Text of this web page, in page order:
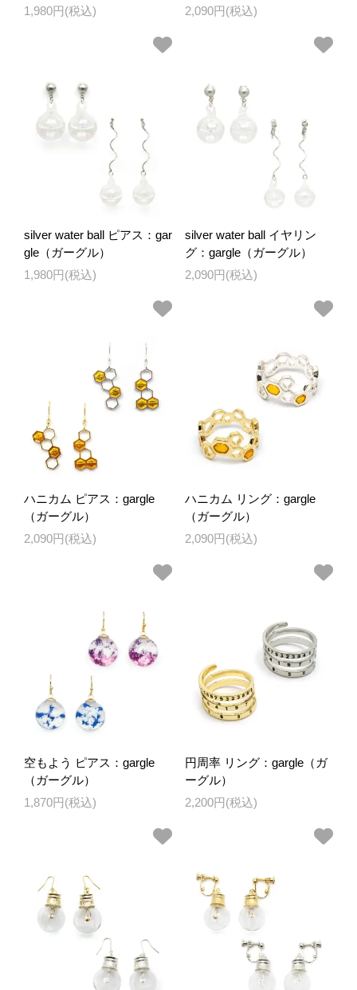
1,980円(税込)
2,090円(税込)
silver water ball ピアス：gar
gle（ガーグル）
1,980円(税込)
silver water ball イヤリン
グ：gargle（ガーグル）
2,090円(税込)
ハニカム ピアス：gargle
（ガーグル）
2,090円(税込)
ハニカム リング：gargle
（ガーグル）
2,090円(税込)
空もよう ピアス：gargle
（ガーグル）
1,870円(税込)
円周率 リング：gargle（ガ
ーグル）
2,200円(税込)